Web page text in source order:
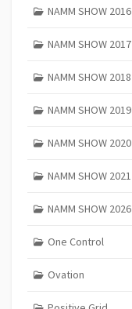
NAMM SHOW 2016
NAMM SHOW 2017
NAMM SHOW 2018
NAMM SHOW 2019
NAMM SHOW 2020
NAMM SHOW 2021
NAMM SHOW 2026
One Control
Ovation